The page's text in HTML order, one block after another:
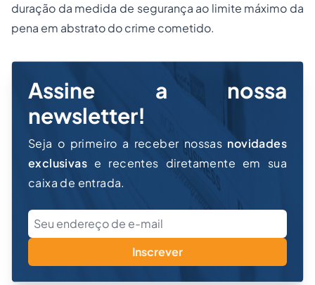
duração da medida de segurança ao limite máximo da
pena em abstrato do crime cometido.
Assine a nossa
newsletter!
Seja o primeiro a receber nossas novidades
exclusivas e recentes diretamente em sua
caixa de entrada.
Inscrever